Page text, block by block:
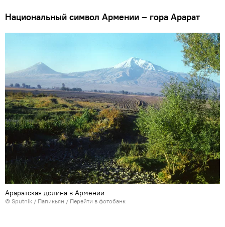
Национальный символ Армении – гора Арарат
Араратская долина в Армении
© Sputnik / Папикьян / Перейти в фотобанк